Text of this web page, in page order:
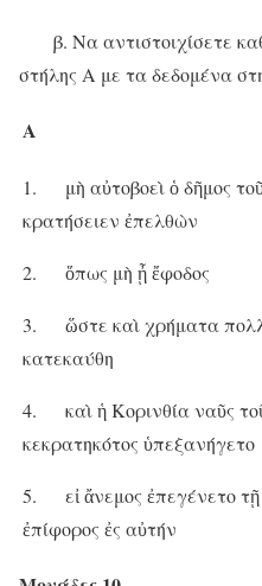
β. Να αντιστοιχίσετε
στήλης Α με τα δεδομένα
Α
1. μὴ αὐτοβοεὶ ὁ δῆμος
κρατήσειεν ἐπελθὼν
2. ὅπως μὴ ᾖ ἔφοδος
3. ὥστε καὶ χρήματα
κατεκαύθη
4. καὶ ἡ Κορινθία ναῦς
κεκρατηκότος ὑπεξανήγετο
5. εἰ ἄνεμος ἐπεγένετο
ἐπίφορος ἐς αὐτήν